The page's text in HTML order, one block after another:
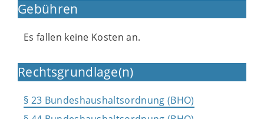
Gebühren
Es fallen keine Kosten an.
Rechtsgrundlage(n)
§ 23 Bundeshaushaltsordnung (BHO)